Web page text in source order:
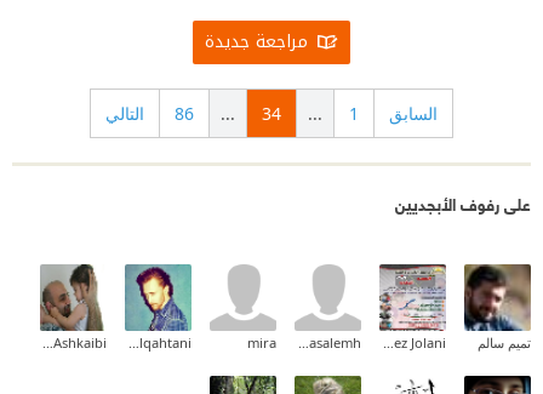
مراجعة جديدة
السابق 1
...
34
...
86 التالي
على رفوف الأبجديين
تميم سالم Mohammad Fayez Jolani
Eman Masalemh
mira
Ali Alqahtani
Ahmad Ashkaibi